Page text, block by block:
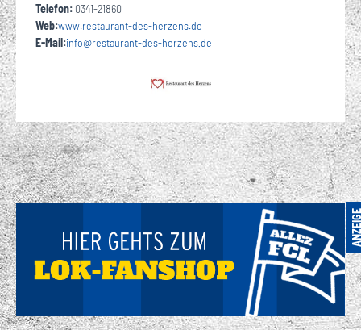
Telefon: 0341-21860
Web:www.restaurant-des-herzens.de
E-Mail:info@restaurant-des-herzens·de